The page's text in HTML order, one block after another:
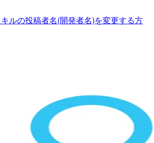
ルの投稿者名(開発者名)を変更する方